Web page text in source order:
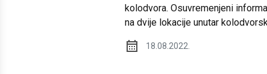
kolodvora. Osuvremenjeni
na dvije lokacije unutar
18.08.2022.